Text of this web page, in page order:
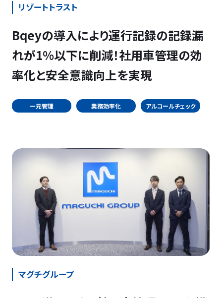
リゾートトラスト
Bqeyの導入により運行記録の記録漏
れが1%以下に削減！社用車管理の効
率化と安全意識向上を実現
一元管理 業務効率化 アルコールチェック
マグチグループ